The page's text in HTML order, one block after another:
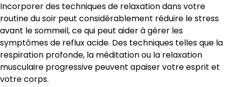
Incorporer des techniques de relaxation dans votre
routine du soir peut considérablement réduire le stress
avant le sommeil, ce qui peut aider à gérer les
symptômes de reflux acide. Des techniques telles que la
respiration profonde, la méditation ou la relaxation
musculaire progressive peuvent apaiser votre esprit et
votre corps.